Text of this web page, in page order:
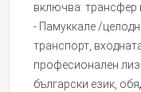
включва: трансфер
- Памуккале /
транспорт,
професионален
български език,